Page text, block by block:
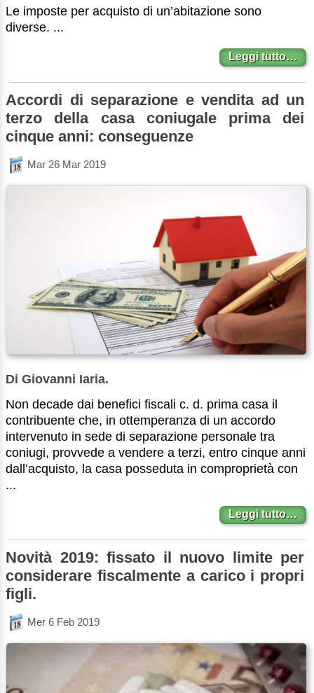
Le imposte per acquisto di un’abitazione sono
diverse. ...
Leggi tutto…
Accordi di separazione e vendita ad un
terzo della casa coniugale prima dei
cinque anni: conseguenze
Mar 26 Mar 2019
Di Giovanni Iaria.
Non decade dai benefici fiscali c. d. prima casa il
contribuente che, in ottemperanza di un accordo
intervenuto in sede di separazione personale tra
coniugi, provvede a vendere a terzi, entro cinque anni
dall’acquisto, la casa posseduta in comproprietà con
...
Leggi tutto…
Novità 2019: fissato il nuovo limite per
considerare fiscalmente a carico i propri
figli.
Mer 6 Feb 2019